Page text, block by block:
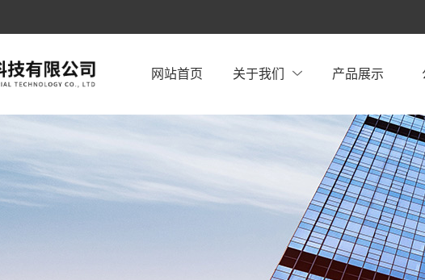
网站首页 关于我们 产品展示